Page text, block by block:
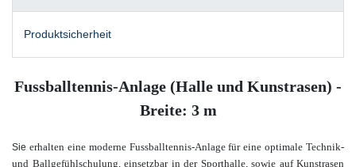
Produktsicherheit
Fussballtennis-Anlage (Halle und Kunstrasen) -
Breite: 3 m
Sie erhalten eine moderne Fussballtennis-Anlagefür eine optimale Technik-
und Ballgefühlschulung, einsetzbar in der Sporthalle, sowie auf Kunstrasen